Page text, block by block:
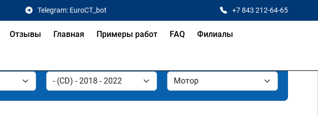
Telegram: EuroCT_bot +7 843 212-64-65
Отзывы Главная Примеры работ FAQ Филиалы